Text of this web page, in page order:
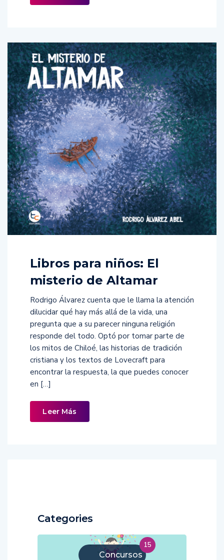
Libros para niños: El
misterio de Altamar
Rodrigo Álvarez cuenta que le llama la atención
dilucidar qué hay más allá de la vida, una
pregunta que a su parecer ninguna religión
responde del todo. Optó por tomar parte de
los mitos de Chiloé, las historias de tradición
cristiana y los textos de Lovecraft para
encontrar la respuesta, la que puedes conocer
en […]
Leer Más
Categories
Concursos
15